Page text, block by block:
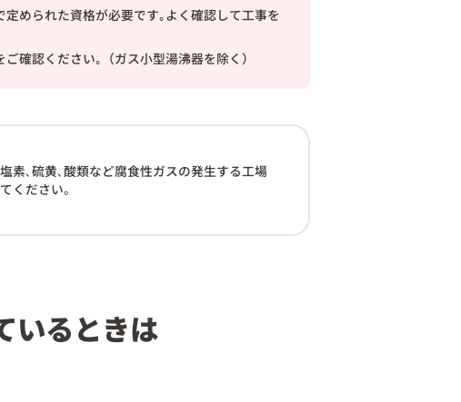
められた資格が必要です｡よく確認して工事を
確認ください｡（ガス小型湯沸器を除く）
素､硫黄､酸類など腐食性ガスの発生する工場
ください。
いるときは